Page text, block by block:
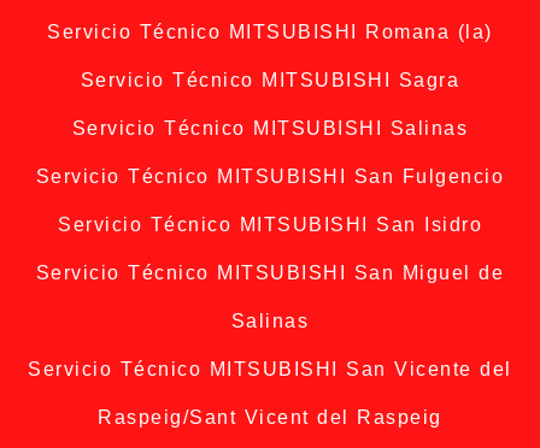
Servicio Técnico MITSUBISHI Romana (la)
Servicio Técnico MITSUBISHI Sagra
Servicio Técnico MITSUBISHI Salinas
Servicio Técnico MITSUBISHI San Fulgencio
Servicio Técnico MITSUBISHI San Isidro
Servicio Técnico MITSUBISHI San Miguel de
Salinas
Servicio Técnico MITSUBISHI San Vicente del
Raspeig/Sant Vicent del Raspeig